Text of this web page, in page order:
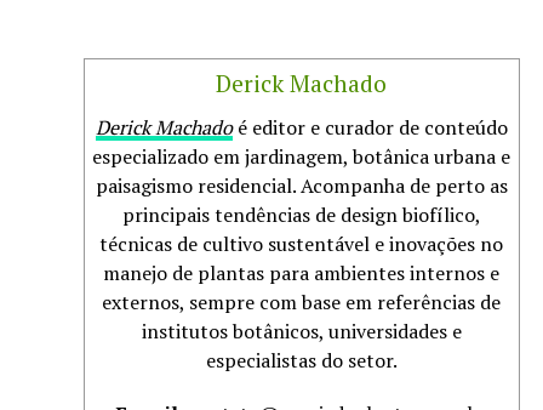
Derick Machado
Derick Machadoé editor e curador de conteúdo
especializado em jardinagem, botânica urbana e
paisagismo residencial. Acompanha de perto as
principais tendências de design biofílico,
técnicas de cultivo sustentável e inovações no
manejo de plantas para ambientes internos e
externos, sempre com base em referências de
institutos botânicos, universidades e
especialistas do setor.